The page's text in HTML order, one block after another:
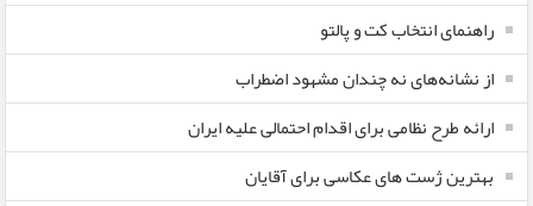
راهنمای انتخاب کت و پالتو
از نشانه‌های نه چندان مشهود اضطراب
ارائه طرح نظامی برای اقدام احتمالی علیه ایران
بهترین ژست های عکاسی برای آقایان